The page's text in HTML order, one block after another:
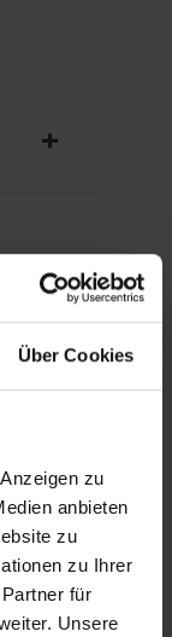
Über Cookies
zu
anbieten
zu
zu Ihrer
für
Unsere
4
et p…